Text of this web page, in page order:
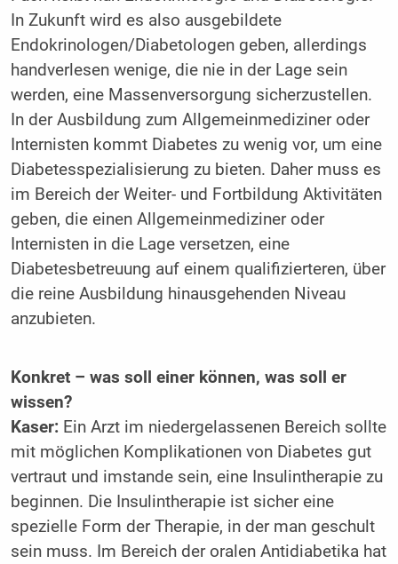
In Zukunft wird es also ausgebildete
Endokrinologen/Diabetologen geben, allerdings
handverlesen wenige, die nie in der Lage sein
werden, eine Massenversorgung sicherzustellen.
In der Ausbildung zum ­Allgemeinmediziner oder
Internisten kommt Diabetes zu wenig vor, um eine
Diabetesspezialisierung zu bieten. Daher muss es
im Bereich der Weiter- und Fortbildung Aktivitäten
geben, die einen Allgemeinmediziner oder
Internisten in die Lage versetzen, eine
Diabetesbetreuung auf einem qualifizierteren, über
die reine Ausbildung hinausgehenden Niveau
anzubieten.
Konkret – was soll einer können, was soll er
wissen?
Kaser:Ein Arzt im niedergelassenen Bereich sollte
mit möglichen Komplikationen von Diabetes gut
vertraut und imstande sein, eine Insulintherapie zu
beginnen. Die Insulintherapie ist sicher eine
spezielle Form der Therapie, in der man geschult
sein muss. Im Bereich der oralen Antidiabetika hat